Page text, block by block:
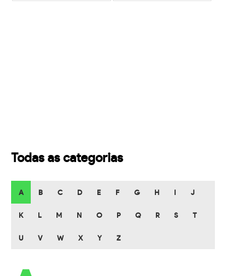
Todas as categorias
A B C D E F G H J
K L M N O P Q R S T
U V W X Y Z